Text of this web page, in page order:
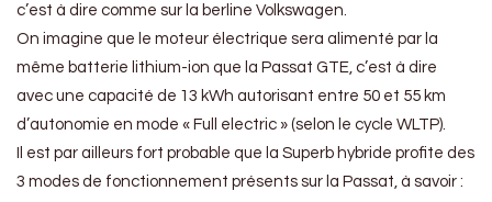
c’est à dire comme sur la berline Volkswagen.
On imagine que le moteur électrique sera alimenté par la
même batterie lithium-ion que la Passat GTE, c’est à dire
avec une capacité de 13 kWh autorisant entre 50 et 55 km
d’autonomie en mode « Full electric » (selon le cycle WLTP).
Il est par ailleurs fort probable que la Superb hybride profite des
3 modes de fonctionnement présents sur la Passat, à savoir :